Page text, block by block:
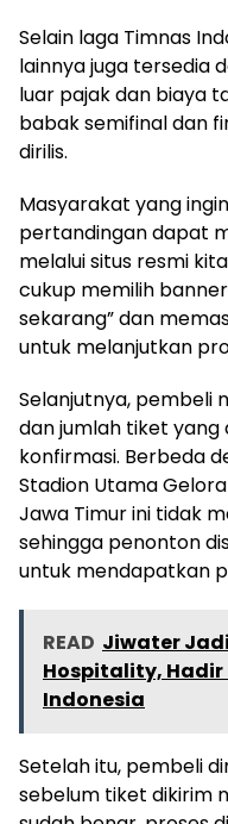
Selain laga Timnas
lainnya juga tersedia
luar pajak dan biaya
babak semifinal dan
dirilis.
Masyarakat yang
pertandingan dapat
melalui situs resmi
cukup memilih
sekarang” dan
untuk melanjutkan
Selanjutnya, pembeli
dan jumlah tiket yang
konfirmasi. Berbeda
Stadion Utama
Jawa Timur ini tidak
sehingga penonton
untuk mendapatkan
READ Jiwater
Hospitality, Hadir
Indonesia
Setelah itu, pembeli
sebelum tiket dikirim